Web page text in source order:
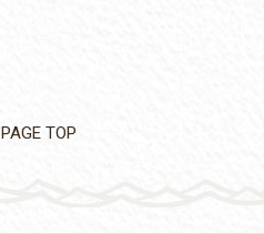
PAGE TOP